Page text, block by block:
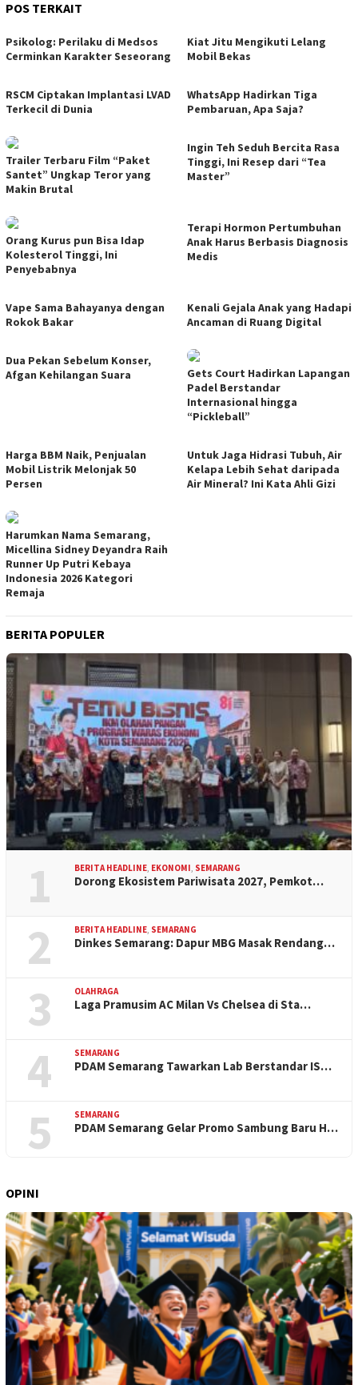
POS TERKAIT
Psikolog: Perilaku di Medsos
Cerminkan Karakter Seseorang
Kiat Jitu Mengikuti Lelang
Mobil Bekas
RSCM Ciptakan Implantasi LVAD
Terkecil di Dunia
WhatsApp Hadirkan Tiga
Pembaruan, Apa Saja?
Trailer Terbaru Film “Paket
Santet” Ungkap Teror yang
Makin Brutal
Ingin Teh Seduh Bercita Rasa
Tinggi, Ini Resep dari “Tea
Master”
Orang Kurus pun Bisa Idap
Kolesterol Tinggi, Ini
Penyebabnya
Terapi Hormon Pertumbuhan
Anak Harus Berbasis Diagnosis
Medis
Vape Sama Bahayanya dengan
Rokok Bakar
Kenali Gejala Anak yang Hadapi
Ancaman di Ruang Digital
Dua Pekan Sebelum Konser,
Afgan Kehilangan Suara
Gets Court Hadirkan Lapangan
Padel Berstandar
Internasional hingga
“Pickleball”
Harga BBM Naik, Penjualan
Mobil Listrik Melonjak 50
Persen
Untuk Jaga Hidrasi Tubuh, Air
Kelapa Lebih Sehat daripada
Air Mineral? Ini Kata Ahli Gizi
Harumkan Nama Semarang,
Micellina Sidney Deyandra Raih
Runner Up Putri Kebaya
Indonesia 2026 Kategori
Remaja
BERITA POPULER
1 BERITA HEADLINE EKONOMI SEMARANG
Dorong Ekosistem Pariwisata 2027, Pemkot…
2 BERITA HEADLINE SEMARANG
Dinkes Semarang: Dapur MBG Masak Rendang…
3 OLAHRAGA
Laga Pramusim AC Milan Vs Chelsea di Sta…
4 SEMARANG
PDAM Semarang Tawarkan Lab Berstandar IS…
5 SEMARANG
PDAM Semarang Gelar Promo Sambung Baru H…
OPINI